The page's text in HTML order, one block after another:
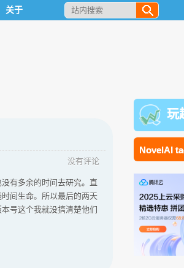
关于
没有评论
有多余的时间去研究。直
间生命。所以最后的两天
号这个我就没搞清楚他们
玩
NovelAI